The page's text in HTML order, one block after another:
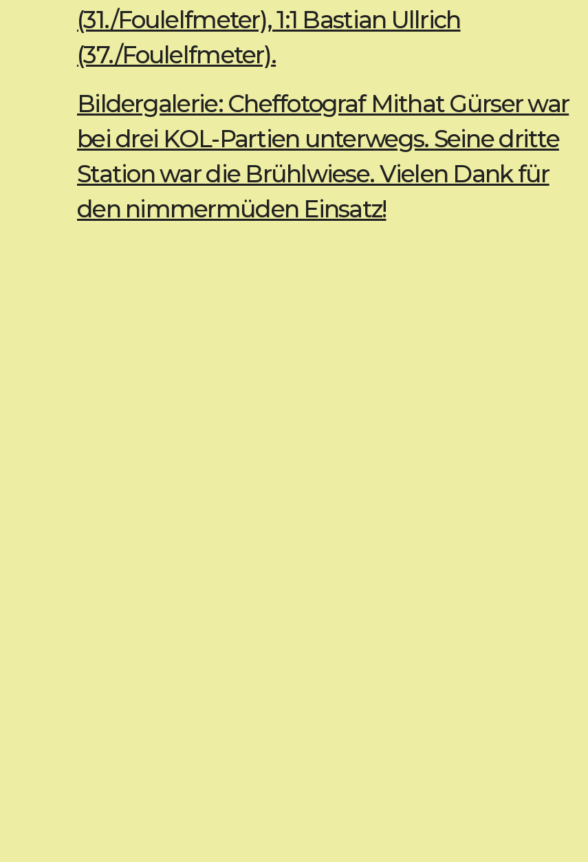
(31./Foulelfmeter), 1:1 Bastian Ullrich
(37./Foulelfmeter).
Bildergalerie: Cheffotograf Mithat Gürser war
bei drei KOL-Partien unterwegs. Seine dritte
Station war die Brühlwiese. Vielen Dank für
den nimmermüden Einsatz!